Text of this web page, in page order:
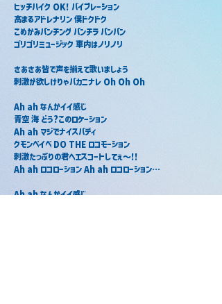
ヒッチハイク OK! バイブレーション
高まるアドレナリン 僕ドクドク
こめかみパンチング パンチラ パンパン
ゴリゴリミュージック 車内はノリノリ
さあさあ皆で声を揃えて歌いましょう
刺激が欲しけりゃバカニナレ Oh Oh Oh
Ah ah なんかイイ感じ
青空 海 どう?このロケーション
Ah ah マジでナイスバディ
クモンベイベ DO THE ロコモーション
刺激たっぷりの君へエスコートしてぇ～!!
Ah ah ロコローション Ah ah ロコローション…
Ah ah なんかイイ感じ